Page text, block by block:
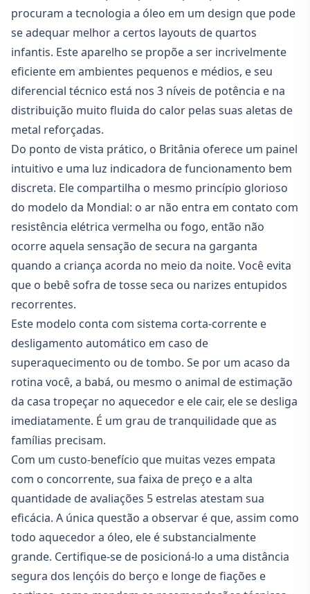
procuram a tecnologia a óleo em um design que pode
se adequar melhor a certos layouts de quartos
infantis. Este aparelho se propõe a ser incrivelmente
eficiente em ambientes pequenos e médios, e seu
diferencial técnico está nos 3 níveis de potência e na
distribuição muito fluida do calor pelas suas aletas de
metal reforçadas.
Do ponto de vista prático, o Britânia oferece um painel
intuitivo e uma luz indicadora de funcionamento bem
discreta. Ele compartilha o mesmo princípio glorioso
do modelo da Mondial: o ar não entra em contato com
resistência elétrica vermelha ou fogo, então não
ocorre aquela sensação de secura na garganta
quando a criança acorda no meio da noite. Você evita
que o bebê sofra de tosse seca ou narizes entupidos
recorrentes.
Este modelo conta com sistema corta-corrente e
desligamento automático em caso de
superaquecimento ou de tombo. Se por um acaso da
rotina você, a babá, ou mesmo o animal de estimação
da casa tropeçar no aquecedor e ele cair, ele se desliga
imediatamente. É um grau de tranquilidade que as
famílias precisam.
Com um custo-benefício que muitas vezes empata
com o concorrente, sua faixa de preço e a alta
quantidade de avaliações 5 estrelas atestam sua
eficácia. A única questão a observar é que, assim como
todo aquecedor a óleo, ele é substancialmente
grande. Certifique-se de posicioná-lo a uma distância
segura dos lençóis do berço e longe de fiações e